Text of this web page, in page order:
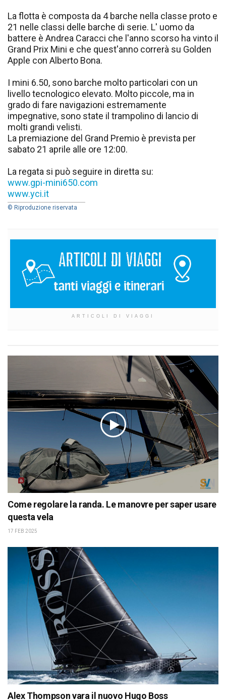
La flotta è composta da 4 barche nella classe proto e
21 nelle classi delle barche di serie. L' uomo da
battere è Andrea Caracci che l'anno scorso ha vinto il
Grand Prix Mini e che quest'anno correrà su Golden
Apple con Alberto Bona.
I mini 6.50, sono barche molto particolari con un
livello tecnologico elevato. Molto piccole, ma in
grado di fare navigazioni estremamente
impegnative, sono state il trampolino di lancio di
molti grandi velisti.
La premiazione del Grand Premio è prevista per
sabato 21 aprile alle ore 12:00.
La regata si può seguire in diretta su:
www.gpi-mini650.com
www.yci.it
© Riproduzione riservata
ARTICOLI DI VIAGGI
Come regolare la randa. Le manovre per saper usare
questa vela
17 FEB 2025
Alex Thompson vara il nuovo Hugo Boss